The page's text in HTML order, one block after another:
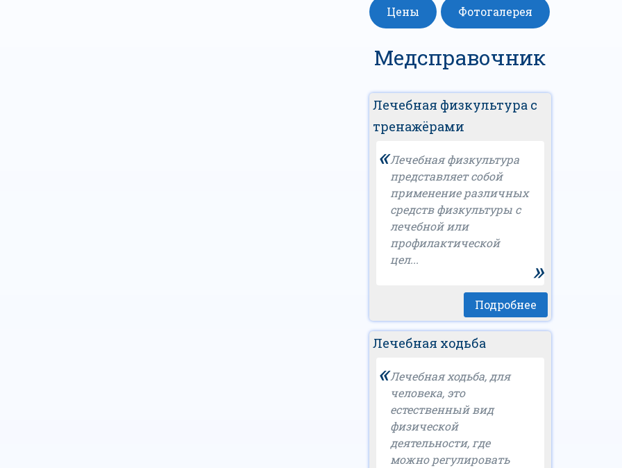
Цены Фотогалерея
Медсправочник
Лечебная физкультура с
тренажёрами
«Лечебная физкультура
представляет собой
применение различных
средств физкультуры с
лечебной или
профилактической
цел...
»
Подробнее
Лечебная ходьба
«Лечебная ходьба, для
человека, это
естественный вид
физической
деятельности, где
можно регулировать